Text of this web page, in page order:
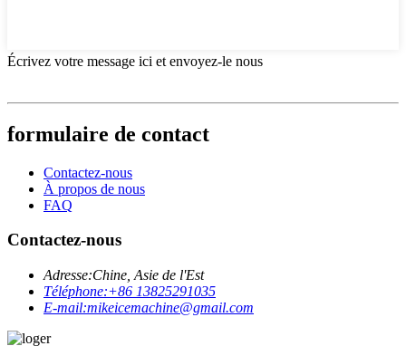
Écrivez votre message ici et envoyez-le nous
formulaire de contact
Contactez-nous
À propos de nous
FAQ
Contactez-nous
Adresse:Chine, Asie de l'Est
Téléphone:+86 13825291035
E-mail:mikeicemachine@gmail.com